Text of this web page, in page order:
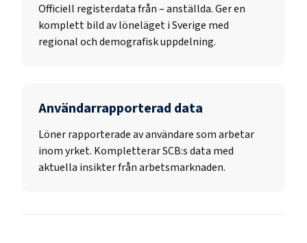
Officiell registerdata från–anställda. Ger en
komplett bild av löneläget i Sverige med
regional och demografisk uppdelning.
Användarrapporterad data
Löner rapporterade av användare som arbetar
inom yrket. Kompletterar SCB:s data med
aktuella insikter från arbetsmarknaden.